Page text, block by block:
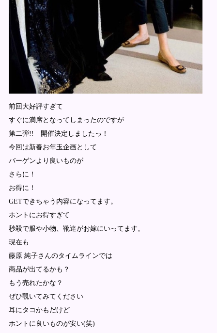
前回大好評すぎて
すぐに満席となってしまったのですが
第二弾!! 開催決定しましたっ！
今回は新春お年玉企画として
バーゲンより良いものが
さらに！
お得に！
GETできちゃう内容になってます。
ホントにお得すぎて
秒殺で服や小物、靴達がお嫁にいってます。
現在も
藤原 純子さんのタイムラインでは
商品が出てるかも？
もう売れたかな？
ぜひ覗いてみてください
耳にタコかもだけど
ホントに良いものが安い(笑)